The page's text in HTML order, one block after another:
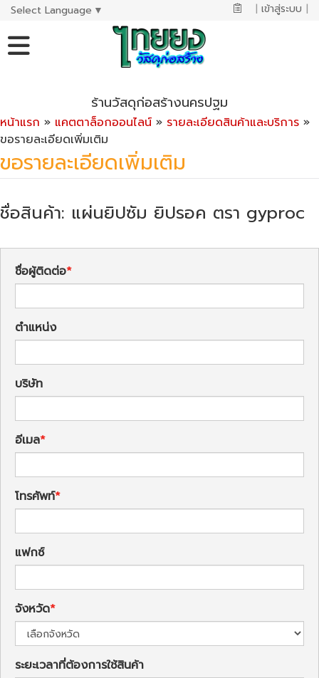
Select Language ▼ | เข้าสู่ระบบ |
ร้านวัสดุก่อสร้างนครปฐม
หน้าแรก » แคตตาล็อกออนไลน์ » รายละเอียดสินค้าและบริการ »
ขอรายละเอียดเพิ่มเติม
ขอรายละเอียดเพิ่มเติม
ชื่อสินค้า: แผ่นยิปซัม ยิปรอค ตรา gyproc
ชื่อผู้ติดต่อ
ตำแหน่ง
บริษัท
อีเมล
โทรศัพท์
แฟกซ์
จังหวัด
ระยะเวลาที่ต้องการใช้สินค้า